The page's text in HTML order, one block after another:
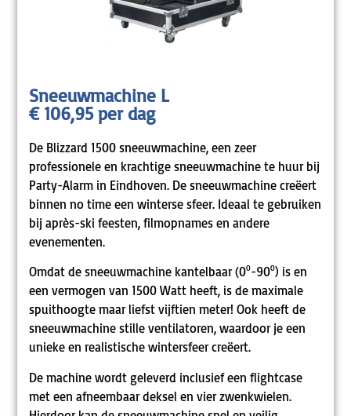
Sneeuwmachine L
€ 106,95 per dag
De Blizzard 1500 sneeuwmachine, een zeer
professionele en krachtige sneeuwmachine te huur bij
Party-Alarm in Eindhoven. De sneeuwmachine creëert
binnen no time een winterse sfeer. Ideaal te gebruiken
bij après-ski feesten, filmopnames en andere
evenementen.
Omdat de sneeuwmachine kantelbaar (0⁰-90⁰) is en
een vermogen van 1500 Watt heeft, is de maximale
spuithoogte maar liefst vijftien meter! Ook heeft de
sneeuwmachine stille ventilatoren, waardoor je een
unieke en realistische wintersfeer creëert.
De machine wordt geleverd inclusief een flightcase
met een afneembaar deksel en vier zwenkwielen.